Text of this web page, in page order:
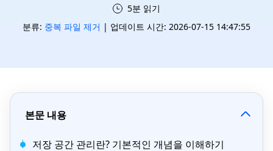
5분 읽기
분류: 중복 파일 제거 | 업데이트 시간: 2026-07-15 14:47:55
본문 내용
저장 공간 관리란? 기본적인 개념을 이해하기